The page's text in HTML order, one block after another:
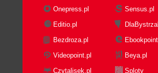
before?
Terrain
Rough Terrain
Understanding Your
Whats the culture?
Onepress.pl
Sensus.pl
Editio.pl
Bezdroza.pl
Videopoint.pl
Beya.pl
Czytalisek.pl
Sploty